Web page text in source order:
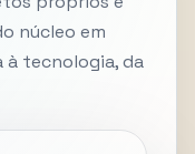
núcleo em
à tecnologia, da